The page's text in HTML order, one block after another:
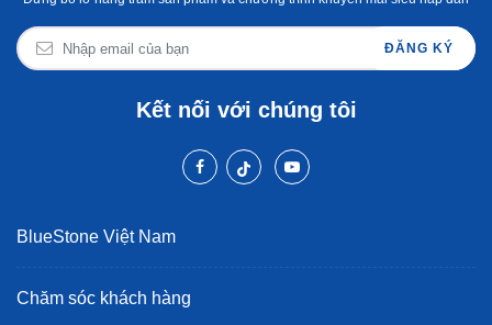
ĐĂNG KÝ
Kết nối với chúng tôi
BlueStone Việt Nam
Chăm sóc khách hàng